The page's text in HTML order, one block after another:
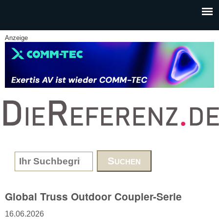
Anzeige
www.DieReferenz.de
Search form
Global Truss Outdoor Coupler-Serie
16.06.2026